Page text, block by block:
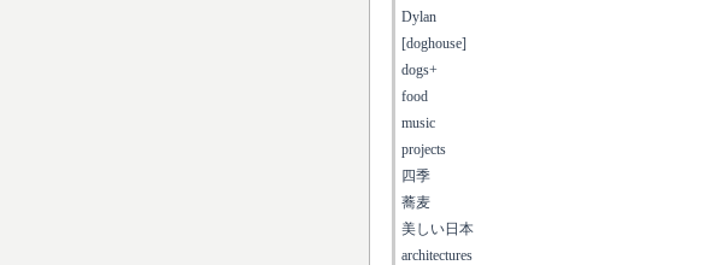
Dylan
[doghouse]
dogs+
food
music
projects
四季
蕎麦
美しい日本
architectures